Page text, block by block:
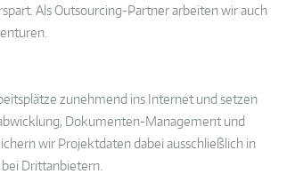
Als Outsourcing-Partner arbeiten wir auch
zunehmend ins Internet und setzen
Dokumenten-Management und
wir Projektdaten dabei ausschließlich in
Drittanbietern.